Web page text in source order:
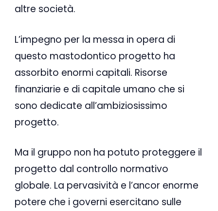
altre società.
L’impegno per la messa in opera di
questo mastodontico progetto ha
assorbito enormi capitali. Risorse
finanziarie e di capitale umano che si
sono dedicate all’ambiziosissimo
progetto.
Ma il gruppo non ha potuto proteggere il
progetto dal controllo normativo
globale. La pervasività e l’ancor enorme
potere che i governi esercitano sulle